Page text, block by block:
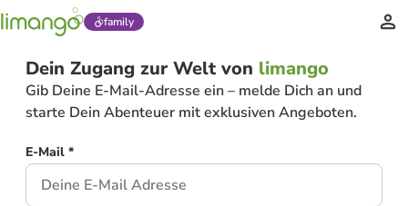
family
Dein Zugang zur Welt von limango
Gib Deine E-Mail-Adresse ein – melde Dich an und
starte Dein Abenteuer mit exklusiven Angeboten.
E-Mail *